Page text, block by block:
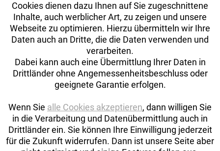
Cookies dienen dazu Ihnen auf Sie zugeschnittene
Inhalte, auch werblicher Art, zu zeigen und unsere
Webseite zu optimieren. Hierzu übermitteln wir Ihre
Daten auch an Dritte, die die Daten verwenden und
verarbeiten.
Dabei kann auch eine Übermittlung Ihrer Daten in
Drittländer ohne Angemessenheitsbeschluss oder
geeignete Garantie erfolgen.
Wenn Sie alle Cookies akzeptieren, dann willigen Sie
in die Verarbeitung und Datenübermittlung auch in
Drittländer ein. Sie können Ihre Einwilligung jederzeit
für die Zukunft widerrufen. Dann ist unsere Seite aber
Auftrag widerrufen